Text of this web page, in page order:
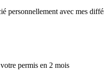
personnellement avec mes
permis en 2 mois